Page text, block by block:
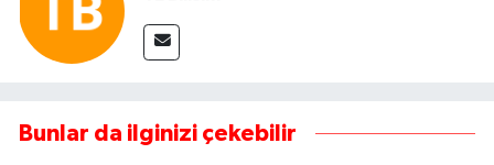
Bunlar da ilginizi çekebilir